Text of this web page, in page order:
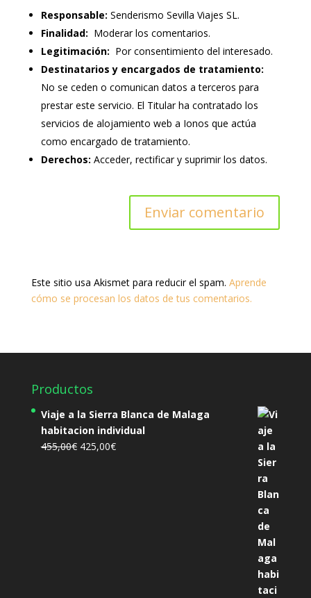
Responsable: Senderismo Sevilla Viajes SL.
Finalidad: Moderar los comentarios.
Legitimación: Por consentimiento del interesado.
Destinatarios y encargados de tratamiento:
No se ceden o comunican datos a terceros para
prestar este servicio. El Titular ha contratado los
servicios de alojamiento web a Ionos que actúa
como encargado de tratamiento.
Derechos: Acceder, rectificar y suprimir los datos.
Este sitio usa Akismet para reducir el spam. Aprende
cómo se procesan los datos de tus comentarios.
Productos
Viaje a la Sierra Blanca de Malaga
habitacion individual
455,00€ El
425,00€El